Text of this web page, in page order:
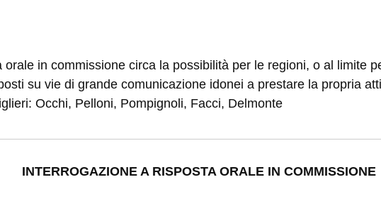
in commissione circa la possibilità per le regioni, o al limite
su vie di grande comunicazione idonei a prestare la propria
Occhi, Pelloni, Pompignoli, Facci, Delmonte
INTERROGAZIONE A RISPOSTA ORALE IN COMMISSIONE